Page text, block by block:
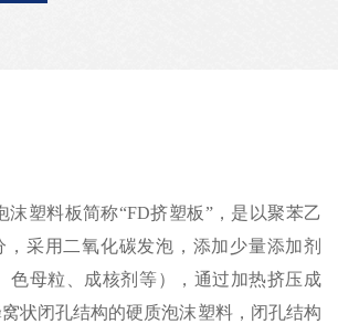
沫塑料板简称“FD挤塑板”，是以聚苯乙
采用二氧化碳发泡，添加少量添加剂
色母粒、成核剂等），通过加热挤压成
状闭孔结构的硬质泡沫塑料，闭孔结构